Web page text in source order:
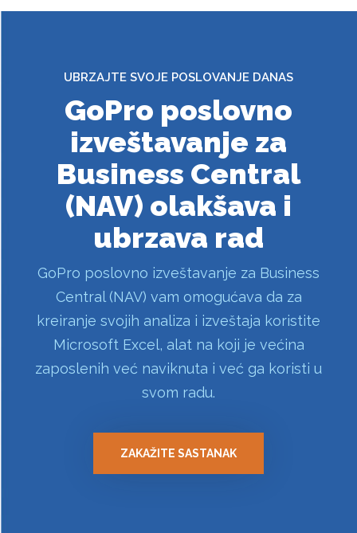
UBRZAJTE SVOJE POSLOVANJE DANAS
GoPro poslovno
izveštavanje za
Business Central
(NAV) olakšava i
ubrzava rad
GoPro poslovno izveštavanje za Business
Central (NAV) vam omogućava da za
kreiranje svojih analiza i izveštaja koristite
Microsoft Excel, alat na koji je većina
zaposlenih već naviknuta i već ga koristi u
svom radu.
ZAKAŽITE SASTANAK